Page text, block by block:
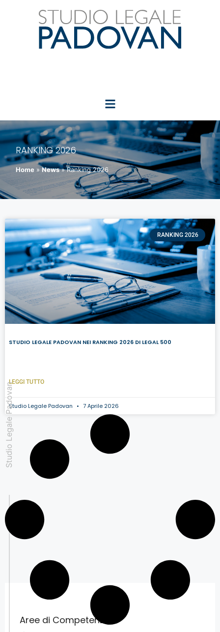
RANKING 2026
Home » News » Ranking 2026
Studio Legale Padovan
RANKING 2026
STUDIO LEGALE PADOVAN NEI RANKING 2026 DI LEGAL 500
LEGGI TUTTO
Studio Legale Padovan 7 Aprile 2026
Aree di Competenza